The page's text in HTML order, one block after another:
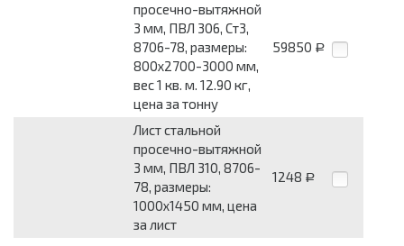
просечно-вытяжной
3 мм, ПВЛ 306, Ст3,
8706-78, размеры:
800x2700-3000 мм,
вес 1 кв. м. 12.90 кг,
цена за тонну
59850 Р
Лист стальной
просечно-вытяжной
3 мм, ПВЛ 310, 8706-
78, размеры:
1000x1450 мм, цена
за лист
1248 Р